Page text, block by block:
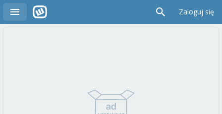
Zaloguj się